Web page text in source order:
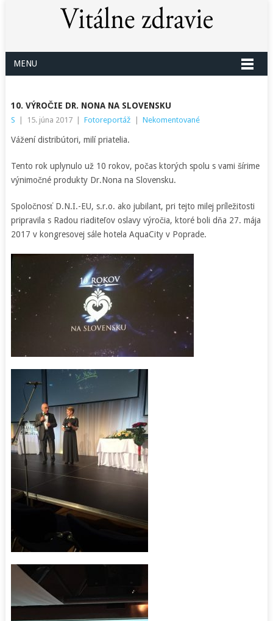
MENU
10. VÝROČIE DR. NONA NA SLOVENSKU
S 15. júna 2017 Fotoreportáž Nekomentované
Vážení distribútori, milí priatelia.
Tento rok uplynulo už 10 rokov, počas ktorých spolu s vami šírime
výnimočné produkty Dr.Nona na Slovensku.
Spoločnosť D.N.I.-EU, s.r.o. ako jubilant, pri tejto milej príležitosti
pripravila s Radou riaditeľov oslavy výročia, ktoré boli dňa 27. mája
2017 v kongresovej sále hotela AquaCity v Poprade.